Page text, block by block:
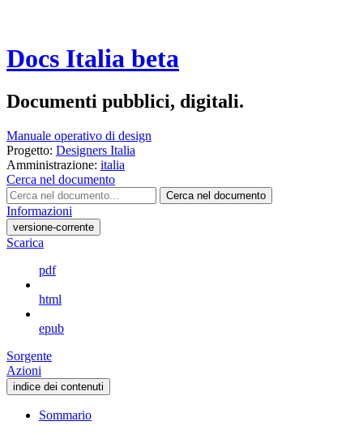
Docs Italia beta
Documenti pubblici, digitali.
Manuale operativo di design
Progetto: Designers Italia
Amministrazione: italia
Cerca nel documento
Cerca nel documento
Informazioni
versione-corrente
Scarica
pdf
html
epub
Sorgente
Azioni
indice dei contenuti
Sommario